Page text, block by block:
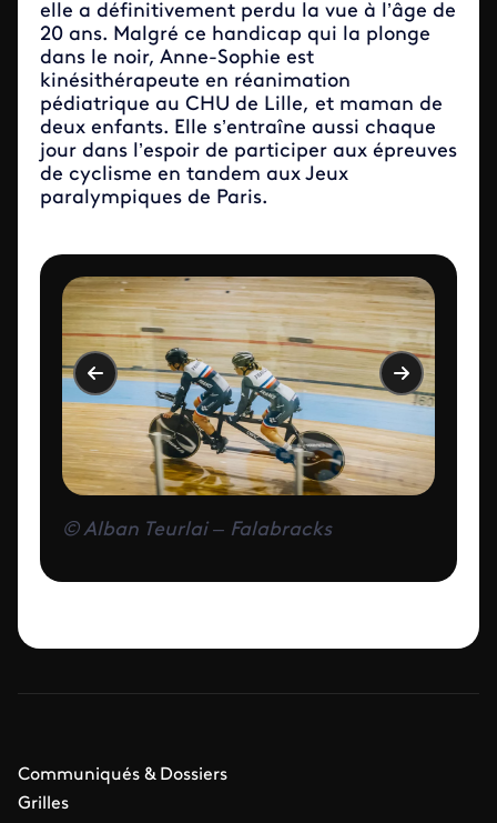
elle a définitivement perdu la vue à l’âge de
20 ans. Malgré ce handicap qui la plonge
dans le noir, Anne-Sophie est
kinésithérapeute en réanimation
pédiatrique au CHU de Lille, et maman de
deux enfants. Elle s’entraîne aussi chaque
jour dans l’espoir de participer aux épreuves
de cyclisme en tandem aux Jeux
paralympiques de Paris.
© Alban Teurlai – Falabracks
Communiqués & Dossiers
Grilles